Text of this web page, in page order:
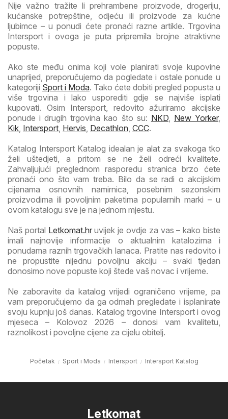
Nije važno tražite li prehrambene proizvode, drogeriju,
kućanske potrepštine, odjeću ili proizvode za kućne
ljubimce – u ponudi ćete pronaći razne artikle. Trgovina
Intersport i ovoga je puta pripremila brojne atraktivne
popuste.
Ako ste među onima koji vole planirati svoje kupovine
unaprijed, preporučujemo da pogledate i ostale ponude u
kategoriji Sport i Moda. Tako ćete dobiti pregled popusta u
više trgovina i lako usporediti gdje se najviše isplati
kupovati. Osim Intersport, redovito ažuriramo akcijske
ponude i drugih trgovina kao što su: NKD, New Yorker,
Kik, Intersport, Hervis, Decathlon, CCC.
Katalog Intersport Katalog idealan je alat za svakoga tko
želi uštedjeti, a pritom se ne želi odreći kvalitete.
Zahvaljujući preglednom rasporedu stranica brzo ćete
pronaći ono što vam treba. Bilo da se radi o akcijskim
cijenama osnovnih namirnica, posebnim sezonskim
proizvodima ili povoljnim paketima popularnih marki – u
ovom katalogu sve je na jednom mjestu.
Naš portal Letkomat.hruvijek je ovdje za vas – kako biste
imali najnovije informacije o aktualnim katalozima i
ponudama raznih trgovačkih lanaca. Pratite nas redovito i
ne propustite nijednu povoljnu akciju – svaki tjedan
donosimo nove popuste koji štede vaš novac i vrijeme.
Ne zaboravite da katalog vrijedi ograničeno vrijeme, pa
vam preporučujemo da ga odmah pregledate i isplanirate
svoju kupnju još danas. Katalog trgovine Intersport i ovog
mjeseca – Kolovoz 2026 – donosi vam kvalitetu,
raznolikost i povoljne cijene za cijelu obitelj.
Početak Sport i Moda Intersport Intersport Katalog
Letkomat